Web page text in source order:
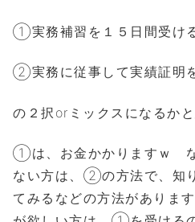
①実務補習を１５日間受ける
②実務に従事して実績証明
の２択orミックスになるかと
①は、お金かかりますｗ な
ない方は、②の方法で、知
てみるなどの方法がありま